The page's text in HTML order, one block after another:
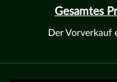
Gesamtes
Der Vorverkauf